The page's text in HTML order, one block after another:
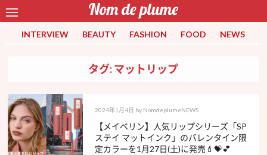
INTERVIEW BEAUTY FASHION FOOD NEWS
タグ: マットリップ
2024年1月4日 by NomdeplumeNEWS
【メイベリン】人気リップシリーズ「SP
ステイ マットインク」のバレンタイン限
定カラーを1月27日(土)に発売💄💝💕